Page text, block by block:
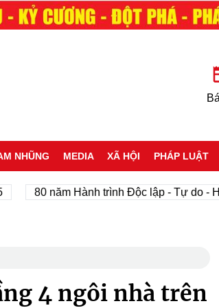
NHŨNG MEDIA XÃ HỘI PHÁP LUẬT
80 năm Hành trình Độc lập - Tự do - Hạnh
4 ngôi nhà trên